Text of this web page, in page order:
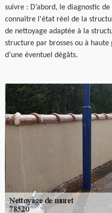
suivre : D’abord, le diagnostic
connaître l'état réel de la
de nettoyage adaptée à la
structure par brosses ou à
d’une éventuel dégâts.